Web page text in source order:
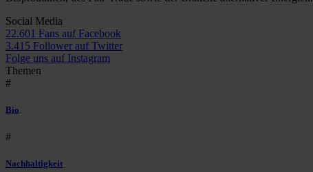
Social Media
22.601 Fans auf Facebook
3.415 Follower auf Twitter
Folge uns auf Instagram
Themen
#
Bio
#
Nachhaltigkeit